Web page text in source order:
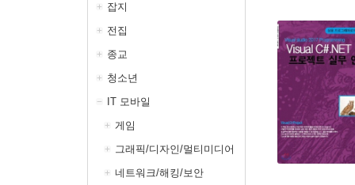
잡지
전집
종교
청소년
IT 모바일
게임
그래픽/디자인/멀티미디어
네트워크/해킹/보안